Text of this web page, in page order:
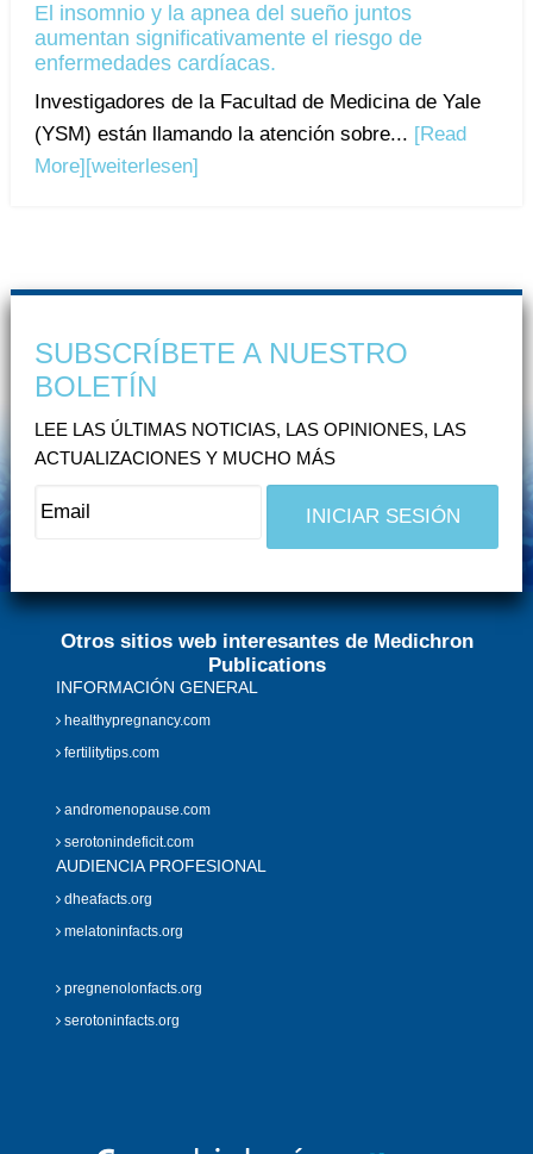
El insomnio y la apnea del sueño juntos
aumentan significativamente el riesgo de
enfermedades cardíacas.
Investigadores de la Facultad de Medicina de Yale
(YSM) están llamando la atención sobre... [Read
More] [weiterlesen]
SUBSCRÍBETE A NUESTRO
BOLETÍN
LEE LAS ÚLTIMAS NOTICIAS, LAS OPINIONES, LAS
ACTUALIZACIONES Y MUCHO MÁS
Otros sitios web interesantes de Medichron
Publications
INFORMACIÓN GENERAL
healthypregnancy.com
fertilitytips.com
andromenopause.com
serotonindeficit.com
AUDIENCIA PROFESIONAL
dheafacts.org
melatoninfacts.org
pregnenolonfacts.org
serotoninfacts.org